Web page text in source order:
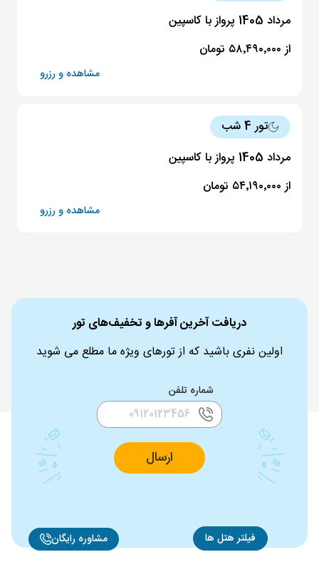
فیلتر هتل ها
مرداد 1405 پرواز با کاسپین
از ۵۸٬۴۹۰٬۰۰۰ تومان
مشاهده و رزرو
تور 4 شب
مرداد 1405 پرواز با کاسپین
از ۵۴٬۱۹۰٬۰۰۰ تومان
مشاهده و رزرو
مشاوره رایگان
دریافت آخرین آفرها و تخفیف‌های تور
اولین نفری باشید که از تورهای ویژه ما مطلع می شوید
شماره تلفن
ارسال